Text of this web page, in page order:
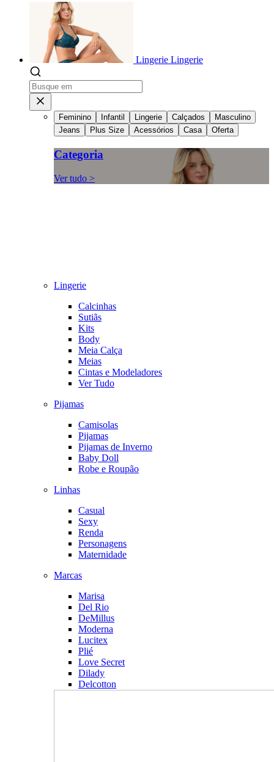
Lingerie Lingerie
Feminino Infantil Lingerie Calçados
Masculino
Jeans
Plus Size Acessórios Casa Oferta
Categoria
Ver tudo >
Lingerie
Calcinhas
Sutiãs
Kits
Body
Meia Calça
Meias
Cintas e Modeladores
Ver Tudo
Pijamas
Camisolas
Pijamas
Pijamas de Inverno
Baby Doll
Robe e Roupão
Linhas
Casual
Sexy
Renda
Personagens
Maternidade
Marcas
Marisa
Del Rio
DeMillus
Moderna
Lucitex
Plié
Love Secret
Dilady
Delcotton